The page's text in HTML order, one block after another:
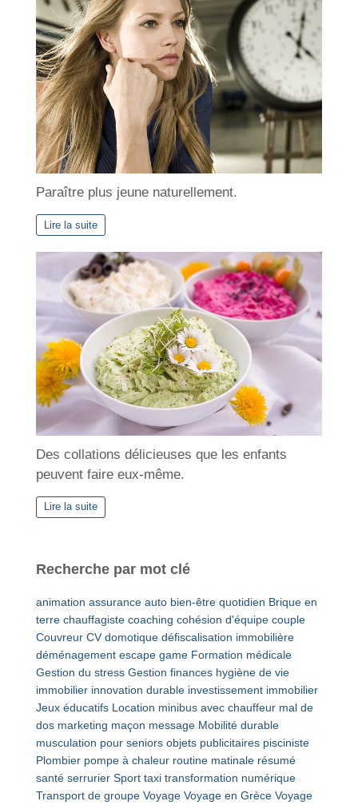
Paraître plus jeune naturellement.
Lire la suite
Des collations délicieuses que les enfants
peuvent faire eux-même.
Lire la suite
Recherche par mot clé
animation assurance auto bien-être quotidien Brique en
terre chauffagiste coaching cohésion d'équipe couple
Couvreur CV domotique défiscalisation immobilière
déménagement escape game Formation médicale
Gestion du stress Gestion finances hygiène de vie
immobilier innovation durable investissement immobilier
Jeux éducatifs Location minibus avec chauffeur mal de
dos marketing maçon message Mobilité durable
musculation pour seniors objets publicitaires pisciniste
Plombier pompe à chaleur routine matinale résumé
santé serrurier Sport taxi transformation numérique
Transport de groupe Voyage Voyage en Grèce Voyage